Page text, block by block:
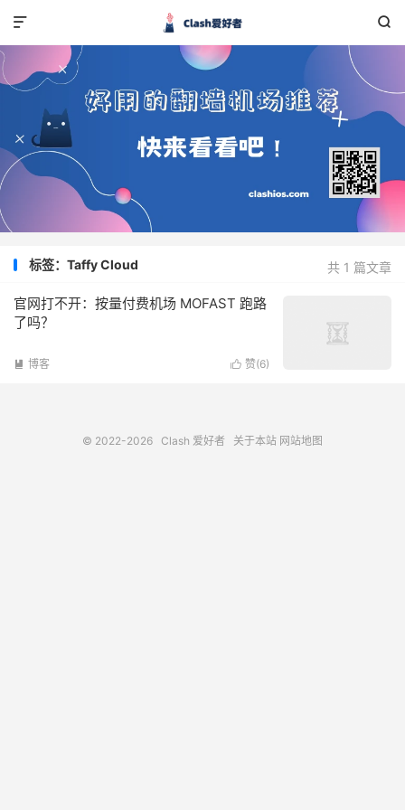


共 1 篇文章
标签：Taffy Cloud
官网打不开：按量付费机场 MOFAST 跑路
了吗？
 赞(6)
 博客
© 2022-2026 Clash 爱好者 关于本站 网站地图